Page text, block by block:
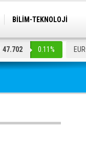
BİLİM-TEKNOLOJİ
47.702 0.11%